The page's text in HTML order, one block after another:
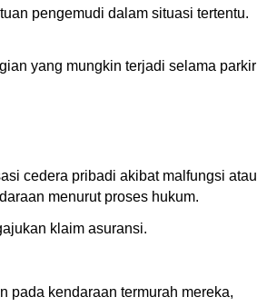
pengemudi dalam situasi tertentu.
yang mungkin terjadi selama parkir
cedera pribadi akibat malfungsi atau
menurut proses hukum.
klaim asuransi.
pada kendaraan termurah mereka,